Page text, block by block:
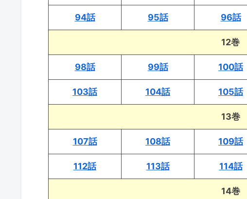
94話 95話 96話
12巻
98話 99話 100話
103話 104話 105話
13巻
107話 108話 109話
112話 113話 114話
14巻